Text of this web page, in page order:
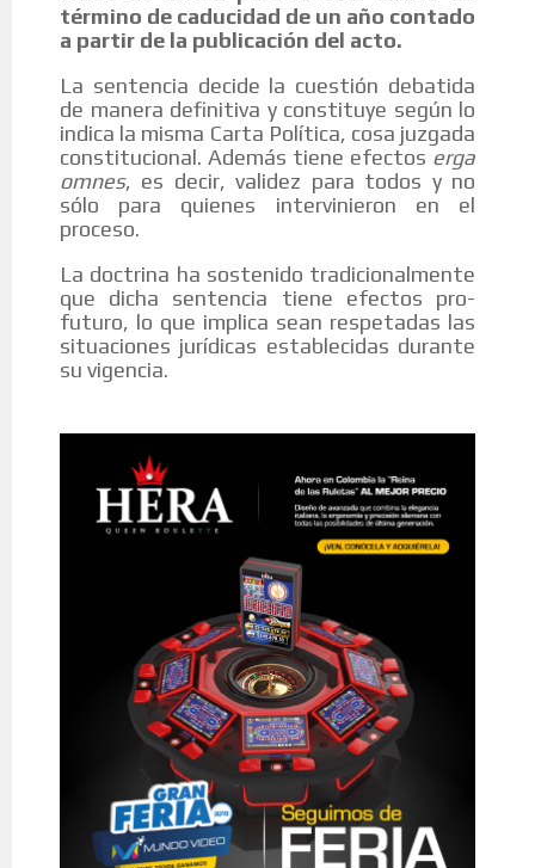
término de caducidad de un año contado
a partir de la publicación del acto.
La sentencia decide la cuestión debatida
de manera definitiva y constituye según lo
indica la misma Carta Política, cosa juzgada
constitucional. Además tiene efectos erga
omnes, es decir, validez para todos y no
sólo para quienes intervinieron en el
proceso.
La doctrina ha sostenido tradicionalmente
que dicha sentencia tiene efectos pro-
futuro, lo que implica sean respetadas las
situaciones jurídicas establecidas durante
su vigencia.